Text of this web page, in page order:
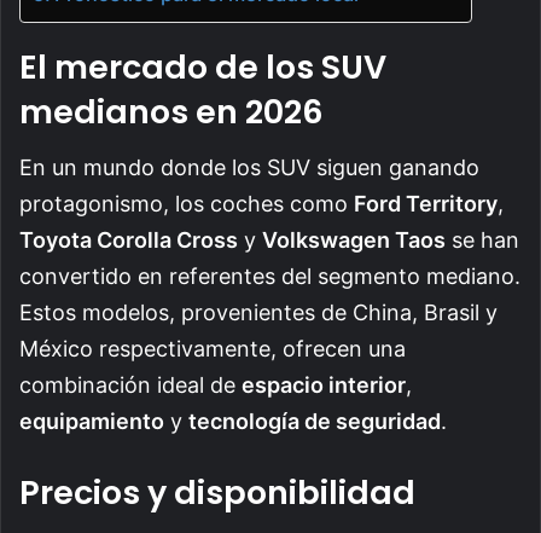
El mercado de los SUV
medianos en 2026
En un mundo donde los SUV siguen ganando
protagonismo, los coches como Ford Territory,
Toyota Corolla Cross y Volkswagen Taos se han
convertido en referentes del segmento mediano.
Estos modelos, provenientes de China, Brasil y
México respectivamente, ofrecen una
combinación ideal de espacio interior,
equipamiento y tecnología de seguridad.
Precios y disponibilidad